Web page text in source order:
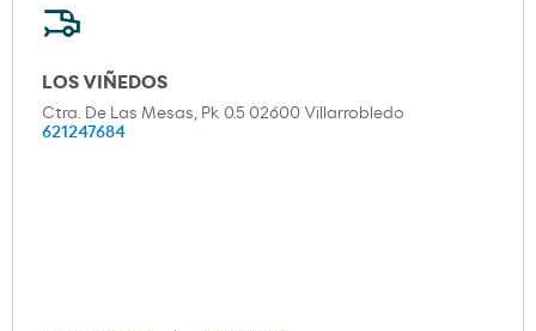
LOS VIÑEDOS
Ctra. De Las Mesas, Pk 0.5 02600 Villarrobledo
621247684